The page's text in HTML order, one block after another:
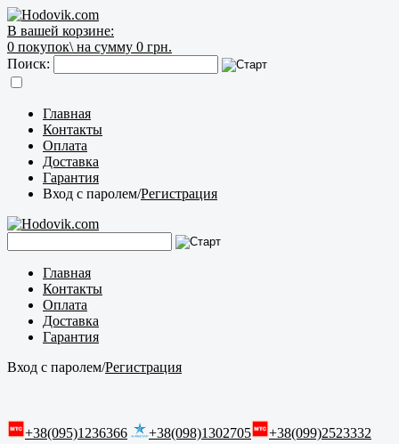
В вашей корзине:
0 покупок\ на сумму 0 грн.
Поиск:
Главная
Контакты
Оплата
Доставка
Гарантия
Вход с паролем/Регистрация
Главная
Контакты
Оплата
Доставка
Гарантия
Вход с паролем/Регистрация
+38(095)1236366 +38(098)1302705 +38(099)2523332